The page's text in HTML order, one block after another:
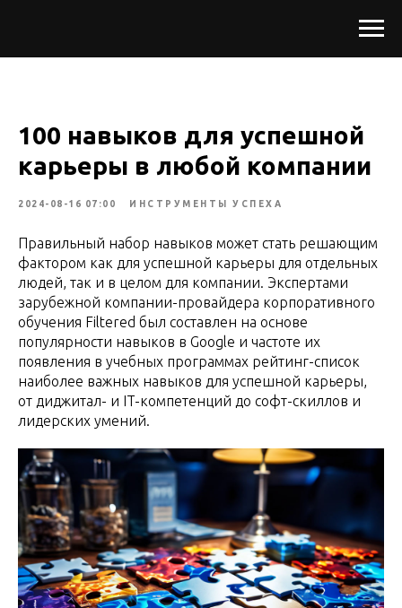
100 навыков для успешной
карьеры в любой компании
2024-08-16 07:00 ИНСТРУМЕНТЫ УСПЕХА
Правильный набор навыков может стать решающим
фактором как для успешной карьеры для отдельных
людей, так и в целом для компании. Экспертами
зарубежной компании-провайдера корпоративного
обучения Filtered был составлен на основе
популярности навыков в Google и частоте их
появления в учебных программах рейтинг-список
наиболее важных навыков для успешной карьеры,
от диджитал- и IT-компетенций до софт-скиллов и
лидерских умений.